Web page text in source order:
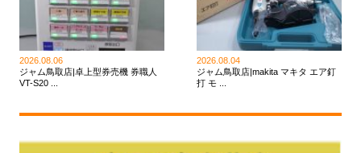
2026.08.06
ジャム鳥取店|卓上型券売機 券職人
VT-S20 ...
2026.08.04
ジャム鳥取店|makita マキタ エア釘
打 モ ...